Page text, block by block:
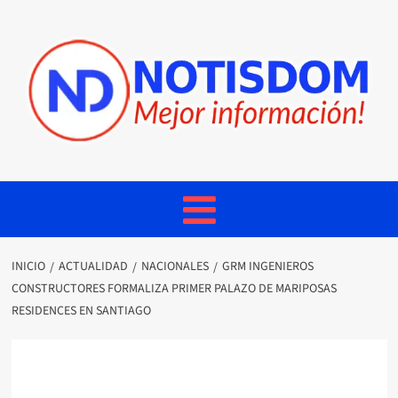
INICIO ACTUALIDAD NACIONALES
GRM INGENIEROS
CONSTRUCTORES FORMALIZA PRIMER PALAZO DE MARIPOSAS
RESIDENCES EN SANTIAGO